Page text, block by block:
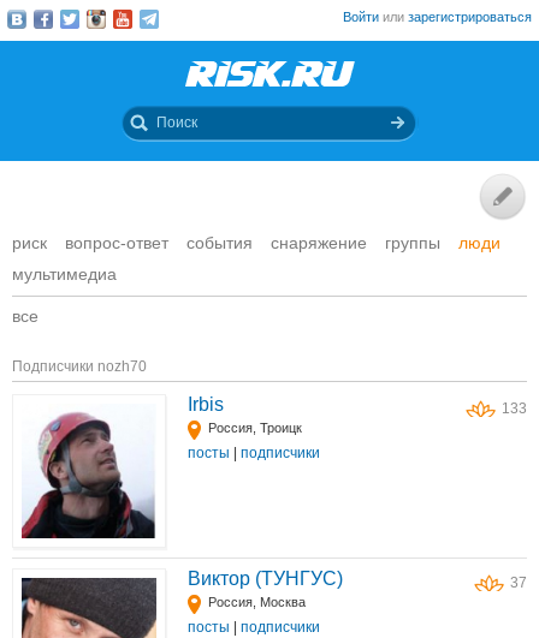
Войти или зарегистрироваться
риск вопрос-ответ события снаряжение группы
люди
мультимедиа
все
Подписчики nozh70
133
Irbis
Россия, Троицк
посты подписчики
37
Виктор (ТУНГУС)
Россия, Москва
посты подписчики